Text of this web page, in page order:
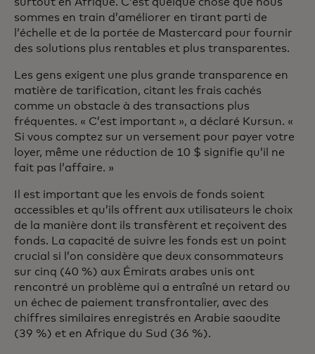
surtout en Afrique. C’est quelque chose que nous
sommes en train d’améliorer en tirant parti de
l’échelle et de la portée de Mastercard pour fournir
des solutions plus rentables et plus transparentes.
Les gens exigent une plus grande transparence en
matière de tarification, citant les frais cachés
comme un obstacle à des transactions plus
fréquentes. « C’est important », a déclaré Kursun. «
Si vous comptez sur un versement pour payer votre
loyer, même une réduction de 10 $ signifie qu’il ne
fait pas l’affaire. »
Il est important que les envois de fonds soient
accessibles et qu’ils offrent aux utilisateurs le choix
de la manière dont ils transfèrent et reçoivent des
fonds. La capacité de suivre les fonds est un point
crucial si l’on considère que deux consommateurs
sur cinq (40 %) aux Émirats arabes unis ont
rencontré un problème qui a entraîné un retard ou
un échec de paiement transfrontalier, avec des
chiffres similaires enregistrés en Arabie saoudite
(39 %) et en Afrique du Sud (36 %).